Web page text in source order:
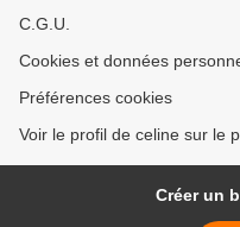
C.G.U.
Cookies et données
Préférences cookies
Voir le profil de celine sur le
Créer un